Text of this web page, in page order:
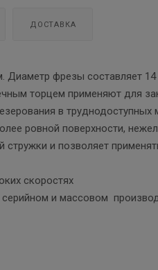
ДОСТАВКА
фрезы составляет
торцем применяют для
в труднодоступных
ровной поверхности,
и позволяет
скоростях
серийном и массовом